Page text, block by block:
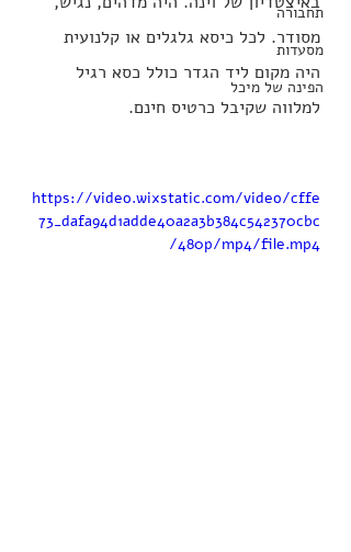
תחבורה
מסעדות
הפינה של מיכל
מסודר. לכל כיסא גלגלים או קלנועית
היה מקום ליד הגדר כולל כסא רגיל
למלווה שקיבל כרטיס חינם.
https://video.wixstatic.com/video/cffe
73_dafa94d1adde40a2a3b384c542370cbc
/480p/mp4/file.mp4